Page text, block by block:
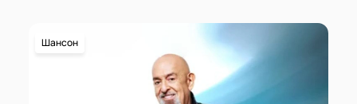
Шансон